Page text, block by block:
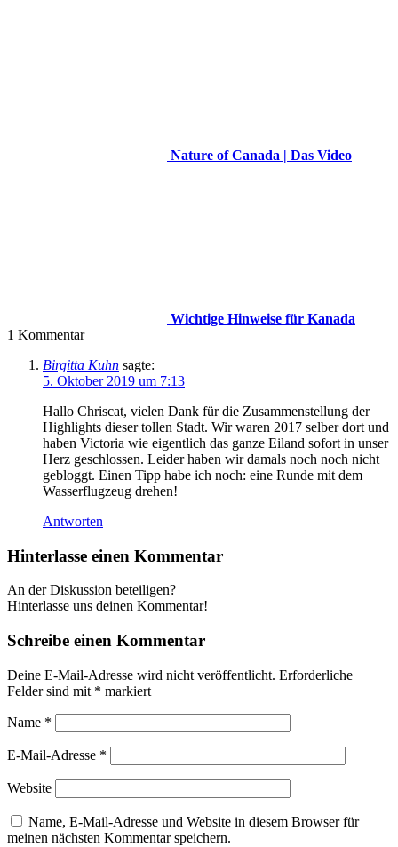
Nature of Canada | Das Video
Wichtige Hinweise für Kanada
1 Kommentar
Birgitta Kuhn sagte:
5. Oktober 2019 um 7:13
Hallo Chriscat, vielen Dank für die Zusammenstellung der
Highlights dieser tollen Stadt. Wir waren 2017 selber dort und
haben Victoria wie eigentlich das ganze Eiland sofort in unser
Herz geschlossen. Leider haben wir damals noch noch nicht
gebloggt. Einen Tipp habe ich noch: eine Runde mit dem
Wasserflugzeug drehen!
Antworten
Hinterlasse einen Kommentar
An der Diskussion beteiligen?
Hinterlasse uns deinen Kommentar!
Schreibe einen Kommentar
Deine E-Mail-Adresse wird nicht veröffentlicht. Erforderliche
Felder sind mit * markiert
Name *
E-Mail-Adresse *
Website
Name, E-Mail-Adresse und Website in diesem Browser für
meinen nächsten Kommentar speichern.